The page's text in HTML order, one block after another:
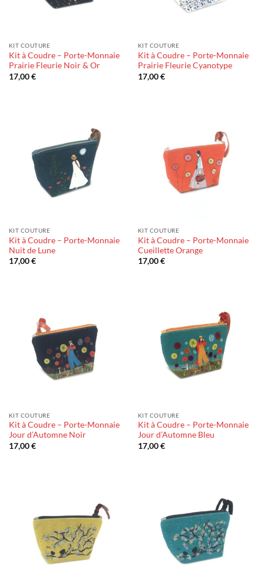
KIT COUTURE
Kit à Coudre – Porte-Monnaie
Prairie Fleurie Noir & Or
17,00€
KIT COUTURE
Kit à Coudre – Porte-Monnaie
Prairie Fleurie Cyanotype
17,00€
KIT COUTURE
Kit à Coudre – Porte-Monnaie
Nuit de Lune
17,00€
KIT COUTURE
Kit à Coudre – Porte-Monnaie
Cueillette Orange
17,00€
KIT COUTURE
Kit à Coudre – Porte-Monnaie
Jour d’Automne Noir
17,00€
KIT COUTURE
Kit à Coudre – Porte-Monnaie
Jour d’Automne Bleu
17,00€